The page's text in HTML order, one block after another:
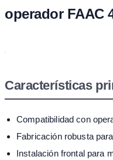
operador FAAC
Características
Compatibilidad con
Fabricación robusta
Instalación frontal para